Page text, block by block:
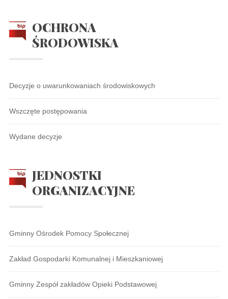
OCHRONA
ŚRODOWISKA
Decyzje o uwarunkowaniach środowiskowych
Wszczęte postępowania
Wydane decyzje
JEDNOSTKI
ORGANIZACYJNE
Gminny Ośrodek Pomocy Społecznej
Zakład Gospodarki Komunalnej i Mieszkaniowej
Gminny Zespół zakładów Opieki Podstawowej